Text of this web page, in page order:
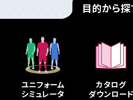
目的から探
ユニフォーム
シミュレータ
カタログ
ダウンロード